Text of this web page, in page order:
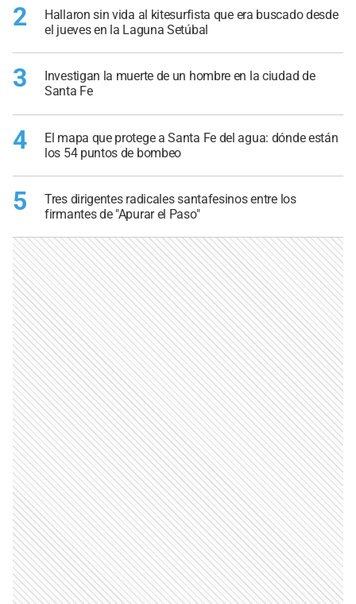
2
Hallaron sin vida al kitesurfista que era buscado desde
el jueves en la Laguna Setúbal
3
Investigan la muerte de un hombre en la ciudad de
Santa Fe
4
El mapa que protege a Santa Fe del agua: dónde están
los 54 puntos de bombeo
5
Tres dirigentes radicales santafesinos entre los
firmantes de "Apurar el Paso"